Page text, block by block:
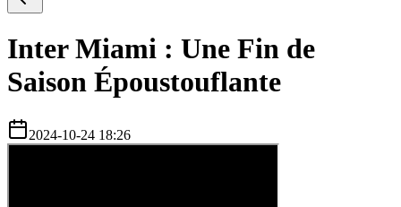
Inter Miami : Une Fin de
Saison Époustouflante
2024-10-24 18:26